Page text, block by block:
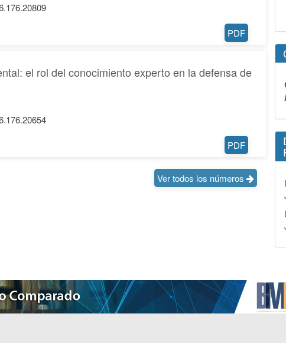
PDF
el rol del conocimiento experto en la defensa de
PDF
Ver todos los números